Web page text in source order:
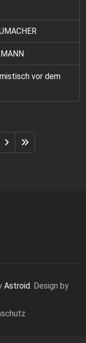
vor dem
Astroid. Design by